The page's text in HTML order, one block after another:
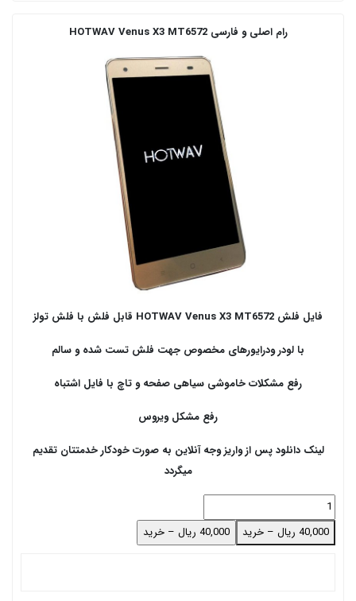
رام اصلی و فارسی HOTWAV Venus X3 MT6572
فایل فلش HOTWAV Venus X3 MT6572 قابل فلش با فلش تولز
با لودر ودرایورهای مخصوص جهت فلش تست شده و سالم
رفع مشکلات خاموشی سیاهی صفحه و تاچ با فایل اشتباه
رفع مشکل ویروس
لینک دانلود پس از واریز وجه آنلاین به صورت خودکار خدمتتان تقدیم
میگردد
40,000 ریال – خرید